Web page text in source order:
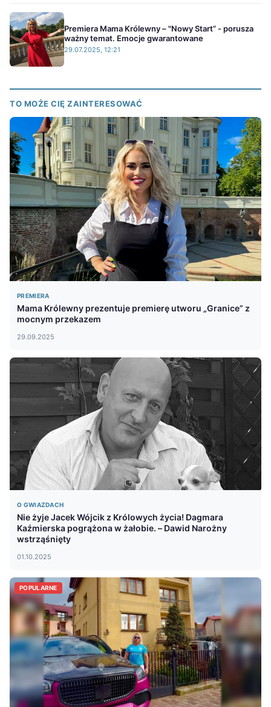
Premiera Mama Królewny – "Nowy Start” - porusza
ważny temat. Emocje gwarantowane
29.07.2025, 12:21
TO MOŻE CIĘ ZAINTERESOWAĆ
PREMIERA
Mama Królewny prezentuje premierę utworu „Granice” z
mocnym przekazem
29.09.2025
O GWIAZDACH
Nie żyje Jacek Wójcik z Królowych życia! Dagmara
Kaźmierska pogrążona w żałobie. – Dawid Narożny
wstrząśnięty
01.10.2025
POPULARNE